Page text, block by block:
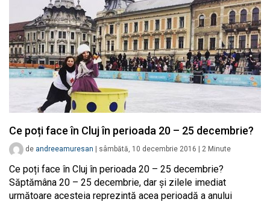
Ce poți face în Cluj în perioada 20 – 25 decembrie?
de andreeamuresan sâmbătă, 10 decembrie 2016 2 Minute
Ce poți face în Cluj în perioada 20 – 25 decembrie?
Săptămâna 20 – 25 decembrie, dar și zilele imediat
următoare acesteia reprezintă acea perioadă a anului